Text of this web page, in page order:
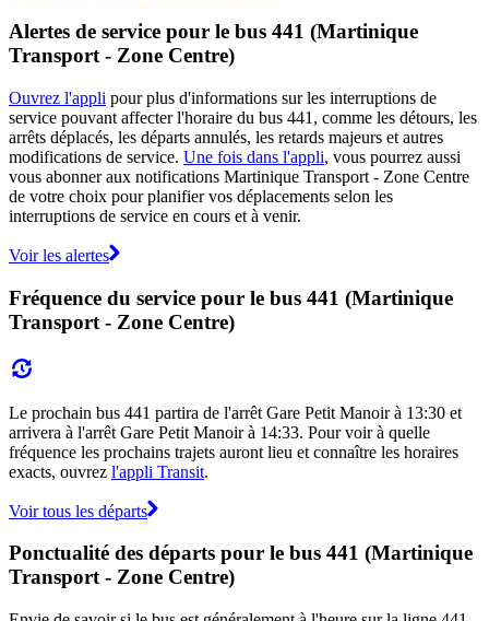
Alertes de service pour le bus 441 (Martinique
Transport - Zone Centre)
Ouvrez l'appli pour plus d'informations sur les interruptions de
service pouvant affecter l'horaire du bus 441, comme les détours, les
arrêts déplacés, les départs annulés, les retards majeurs et autres
modifications de service. Une fois dans l'appli, vous pourrez aussi
vous abonner aux notifications Martinique Transport - Zone Centre
de votre choix pour planifier vos déplacements selon les
interruptions de service en cours et à venir.
Voir les alertes
Fréquence du service pour le bus 441 (Martinique
Transport - Zone Centre)
Le prochain bus 441 partira de l'arrêt Gare Petit Manoir à 13:30 et
arrivera à l'arrêt Gare Petit Manoir à 14:33. Pour voir à quelle
fréquence les prochains trajets auront lieu et connaître les horaires
exacts, ouvrez l'appli Transit.
Voir tous les départs
Ponctualité des départs pour le bus 441 (Martinique
Transport - Zone Centre)